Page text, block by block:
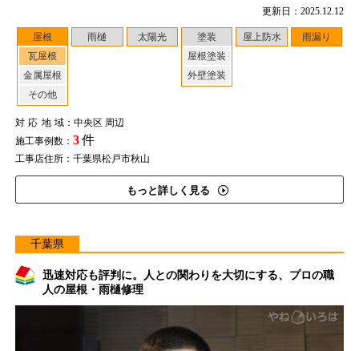
更新日：2025.12.12
屋根
瓦屋根
金属屋根
その他
雨樋 太陽光
塗装
屋根塗装
外壁塗装
屋上防水 雨漏り
対応地域：中央区 周辺
施工事例数： 3件
工事店住所：千葉県松戸市秋山
もっと詳しく見る
千葉県
迅速対応も評判に。人との関わりを大切にする、プロの職
人の屋根・雨樋修理